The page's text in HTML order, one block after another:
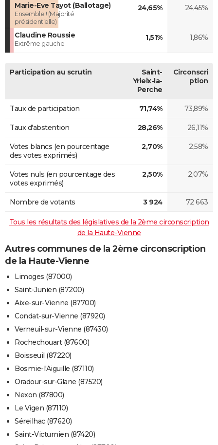
Marie-Eve Tayot (Ballotage)
Ensemble ! (Majorité
présidentielle)
24,65% 24,45%
Claudine Roussie
Extrême gauche
1,51% 1,86%
Participation au scrutin
Saint-
Yrieix-la-
Perche
Circonscri
ption
Taux de participation 71,74% 73,89%
Taux d'abstention 28,26% 26,11%
Votes blancs (en pourcentage
des votes exprimés)
2,70% 2,58%
Votes nuls (en pourcentage des
votes exprimés)
2,50% 2,07%
Nombre de votants 3 924 72 663
Tous les résultats des législatives de la 2ème circonscription
de la Haute-Vienne
Autres communes de la 2ème circonscription
de la Haute-Vienne
Limoges (87000)
Saint-Junien (87200)
Aixe-sur-Vienne (87700)
Condat-sur-Vienne (87920)
Verneuil-sur-Vienne (87430)
Rochechouart (87600)
Boisseuil (87220)
Bosmie-l'Aiguille (87110)
Oradour-sur-Glane (87520)
Nexon (87800)
Le Vigen (87110)
Séreilhac (87620)
Saint-Victurnien (87420)